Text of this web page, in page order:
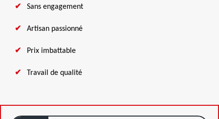
Sans engagement
Artisan passionné
Prix imbattable
Travail de qualité